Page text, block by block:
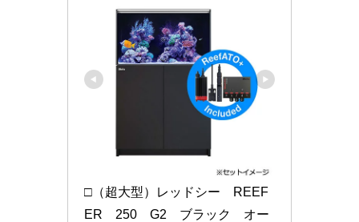
□（超大型）レッドシー　REEF
ER　250　G2　ブラック　オー